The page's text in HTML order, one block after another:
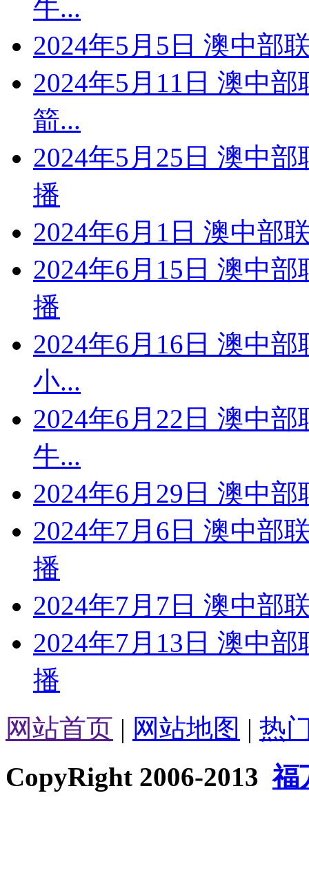
牛...
2024年5月5日 澳中部
2024年5月11日 澳中
箭...
2024年5月25日 澳中
播
2024年6月1日 澳中部
2024年6月15日 澳中
播
2024年6月16日 澳中
小...
2024年6月22日 澳中
牛...
2024年6月29日 澳中
2024年7月6日 澳中部
播
2024年7月7日 澳中部
2024年7月13日 澳中
播
网站首页 | 网站地图 | 热
CopyRight 2006-2013福